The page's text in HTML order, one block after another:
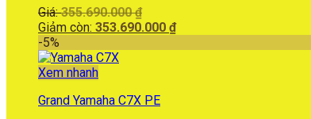
Giá:355.690.000₫
gốc
Giảm còn: 353.690.000 ₫Giá
-5%
Xem nhanh
Grand Yamaha C7X PE